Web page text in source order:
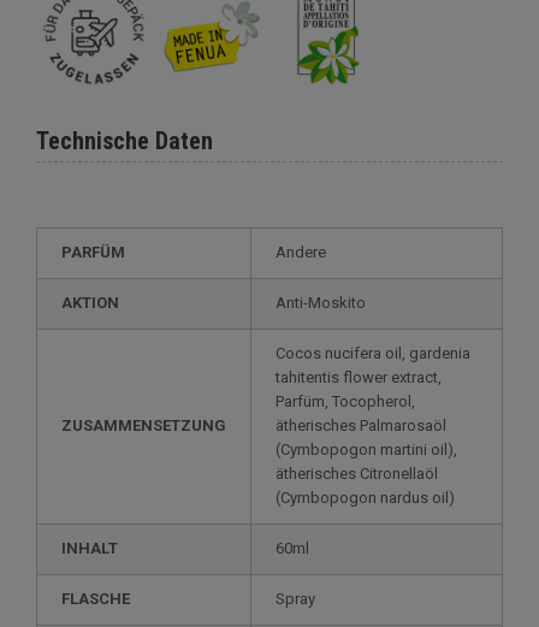
Technische Daten
PARFÜM Andere
AKTION Anti-Moskito
ZUSAMMENSETZUNG
Cocos nucifera oil, gardenia
tahitentis flower extract,
Parfüm, Tocopherol,
ätherisches Palmarosaöl
(Cymbopogon martini oil),
ätherisches Citronellaöl
(Cymbopogon nardus oil)
INHALT 60ml
FLASCHE Spray